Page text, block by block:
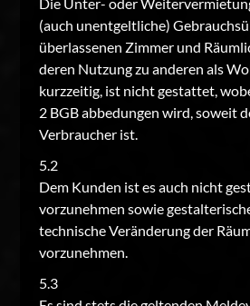
(auch unentgeltliche)
überlassenen Zimmer und
deren Nutzung zu anderen als
kurzzeitig, ist nicht gestattet,
2 BGB abbedungen wird, soweit
Verbraucher ist.
5.2
Dem Kunden ist es auch nicht
vorzunehmen sowie
technische Veränderung der
vorzunehmen.
5.3